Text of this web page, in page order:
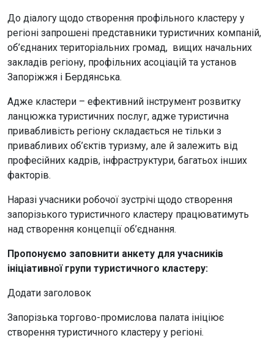
До діалогу щодо створення профільного кластеру у
регіоні запрошені представники туристичних компаній,
об’єднаних територіальних громад, вищих начальних
закладів регіону, профільних асоціацій та установ
Запоріжжя і Бердянська.
Адже кластери – ефективний інструмент розвитку
ланцюжка туристичних послуг, адже туристична
привабливість регіону складається не тільки з
привабливих об’єктів туризму, але й залежить від
професійних кадрів, інфраструктури, багатьох інших
факторів.
Наразі учасники робочої зустрічі щодо створення
запорізького туристичного кластеру працюватимуть
над створення концепції об’єднання.
Пропонуємо заповнити анкету для учасників
ініціативної групи туристичного кластеру:
Додати заголовок
Запорізька торгово-промислова палата ініціює
створення туристичного кластеру у регіоні.